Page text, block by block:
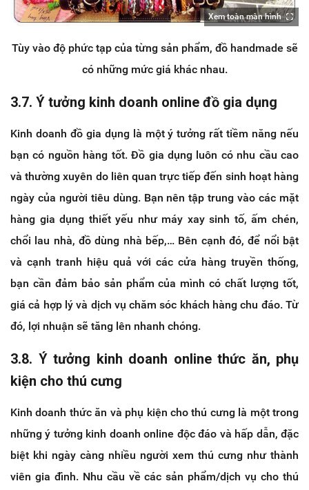
Xem toàn màn hình
Tùy vào độ phức tạp của từng sản phẩm, đồ handmade sẽ
có những mức giá khác nhau.
3.7. Ý tưởng kinh doanh online đồ gia dụng
Kinh doanh đồ gia dụng là một ý tưởng rất tiềm năng nếu
bạn có nguồn hàng tốt. Đồ gia dụng luôn có nhu cầu cao
và thường xuyên do liên quan trực tiếp đến sinh hoạt hàng
ngày của người tiêu dùng. Bạn nên tập trung vào các mặt
hàng gia dụng thiết yếu như máy xay sinh tố, ấm chén,
chổi lau nhà, đồ dùng nhà bếp,… Bên cạnh đó, để nổi bật
và cạnh tranh hiệu quả với các cửa hàng truyền thống,
bạn cần đảm bảo sản phẩm của mình có chất lượng tốt,
giá cả hợp lý và dịch vụ chăm sóc khách hàng chu đáo. Từ
đó, lợi nhuận sẽ tăng lên nhanh chóng.
3.8. Ý tưởng kinh doanh online thức ăn, phụ
kiện cho thú cưng
Kinh doanh thức ăn và phụ kiện cho thú cưng là một trong
những ý tưởng kinh doanh online độc đáo và hấp dẫn, đặc
biệt khi ngày càng nhiều người xem thú cưng như thành
viên gia đình. Nhu cầu về các sản phẩm/dịch vụ cho thú